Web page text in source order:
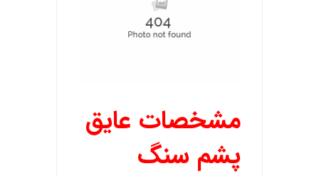
مشخصات عایق
پشم سنگ